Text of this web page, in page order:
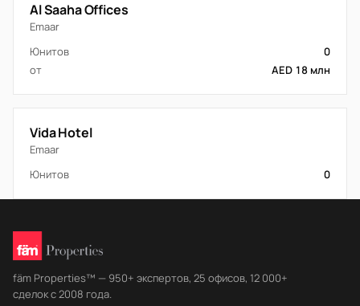
Al Saaha Offices
Emaar
Юнитов
0
от
AED 18 млн
Vida Hotel
Emaar
Юнитов
0
fäm Properties™ — 950+ экспертов, 25 офисов, 12 000+
сделок с 2008 года.